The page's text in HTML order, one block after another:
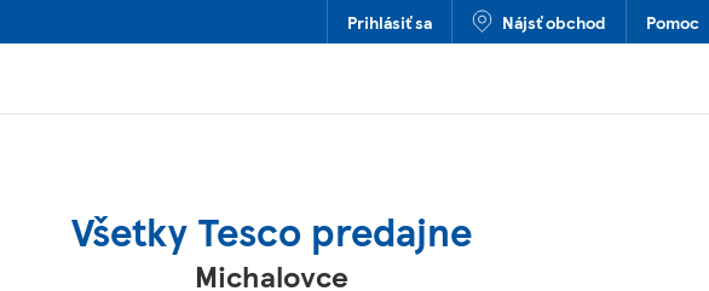
Prihlásiť sa Nájsť obchod Pomoc
Všetky Tesco predajne
Michalovce